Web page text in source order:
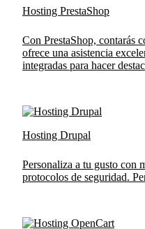
Hosting PrestaShop
Con PrestaShop, contarás
ofrece una asistencia
integradas para hacer
Hosting Drupal
Personaliza a tu gusto con
protocolos de seguridad.